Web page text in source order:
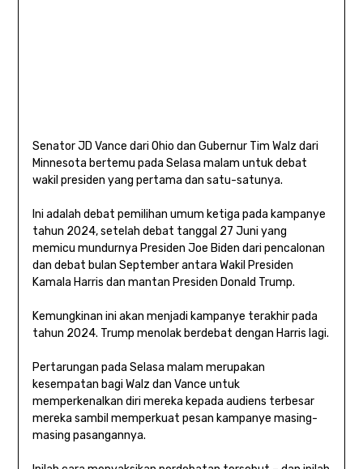
Senator JD Vance dari Ohio dan Gubernur Tim Walz dari
Minnesota bertemu pada Selasa malam untuk debat
wakil presiden yang pertama dan satu-satunya.
Ini adalah debat pemilihan umum ketiga pada kampanye
tahun 2024, setelah debat tanggal 27 Juni yang
memicu mundurnya Presiden Joe Biden dari pencalonan
dan debat bulan September antara Wakil Presiden
Kamala Harris dan mantan Presiden Donald Trump.
Kemungkinan ini akan menjadi kampanye terakhir pada
tahun 2024. Trump menolak berdebat dengan Harris lagi.
Pertarungan pada Selasa malam merupakan
kesempatan bagi Walz dan Vance untuk
memperkenalkan diri mereka kepada audiens terbesar
mereka sambil memperkuat pesan kampanye masing-
masing pasangannya.